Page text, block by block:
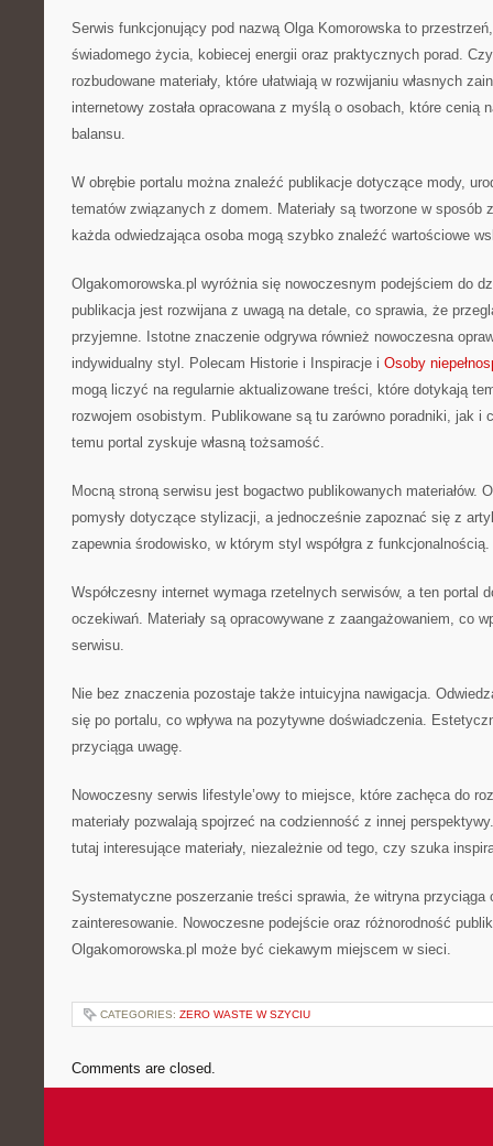
Serwis funkcjonujący pod nazwą Olga Komorowska to
świadomego życia, kobiecej energii oraz praktycznych porad.
rozbudowane materiały, które ułatwiają w rozwijaniu własnych
internetowy została opracowana z myślą o osobach, które cenią
balansu.
W obrębie portalu można znaleźć publikacje dotyczące mody,
tematów związanych z domem. Materiały są tworzone w sposób
każda odwiedzająca osoba mogą szybko znaleźć wartościowe
Olgakomorowska.pl wyróżnia się nowoczesnym podejściem do
publikacja jest rozwijana z uwagą na detale, co sprawia, że
przyjemne. Istotne znaczenie odgrywa również nowoczesna
indywidualny styl. Polecam Historie i Inspiracje i Osoby
mogą liczyć na regularnie aktualizowane treści, które dotykają
rozwojem osobistym. Publikowane są tu zarówno poradniki, jak i
temu portal zyskuje własną tożsamość.
Mocną stroną serwisu jest bogactwo publikowanych materiałów.
pomysły dotyczące stylizacji, a jednocześnie zapoznać się z
zapewnia środowisko, w którym styl współgra z funkcjonalnością.
Współczesny internet wymaga rzetelnych serwisów, a ten portal
oczekiwań. Materiały są opracowywane z zaangażowaniem, co
serwisu.
Nie bez znaczenia pozostaje także intuicyjna nawigacja.
się po portalu, co wpływa na pozytywne doświadczenia.
przyciąga uwagę.
Nowoczesny serwis lifestyle’owy to miejsce, które zachęca do
materiały pozwalają spojrzeć na codzienność z innej
tutaj interesujące materiały, niezależnie od tego, czy szuka
Systematyczne poszerzanie treści sprawia, że witryna przyciąga
zainteresowanie. Nowoczesne podejście oraz różnorodność
Olgakomorowska.pl może być ciekawym miejscem w sieci.
CATEGORIES: ZERO WASTE W SZYCIU
Comments are closed.